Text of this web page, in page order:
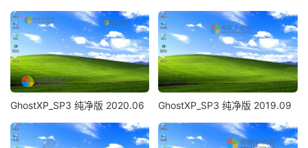
GhostXP_SP3 纯净版 2020.06 GhostXP_SP3 纯净版 2019.09